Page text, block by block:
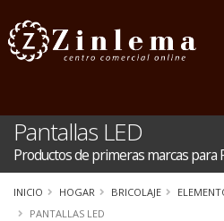
Pantallas LED
Productos de primeras marcas para
INICIO HOGAR BRICOLAJE
PANTALLAS LED